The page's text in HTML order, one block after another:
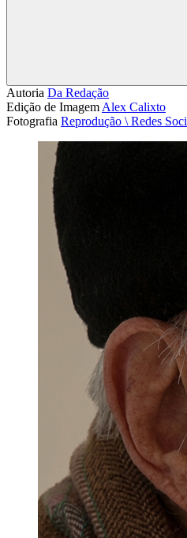
Compartilhar
Autoria Da Redação
Edição de Imagem Alex Calixto
Fotografia Reprodução \ Redes